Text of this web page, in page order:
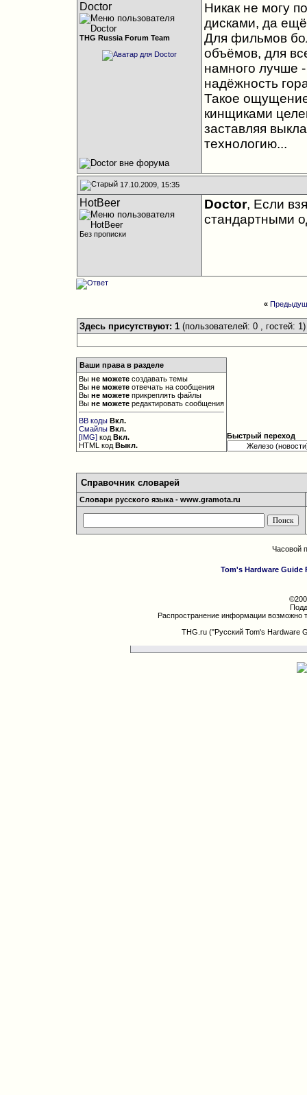
Doctor
THG Russia Forum Team
Никак не могу
дисками, да
Для фильмов
объёмов, для
намного лучше
надёжность
Такое
кинщиками
заставляя
технологию...
17.10.2009, 15:35
HotBeer
Без прописки
Doctor, Если
стандартными
«
Здесь присутствуют: 1 (пользователей: 0 , гостей: 1)
Ваши права в разделе
Выне можете создавать темы
Выне можете отвечать на сообщения
Выне можете прикреплять файлы
Выне можете редактировать сообщения
BB коды Вкл.
Смайлы Вкл.
[IMG] кодВкл.
HTML кодВыкл.
Быстрый переход
Справочник словарей
Словари русского языка - www.gramota.ru
Часовой
Tom's Hardware Guide
Распространение информации возможно
THG.ru ("Русский Tom's Hardware